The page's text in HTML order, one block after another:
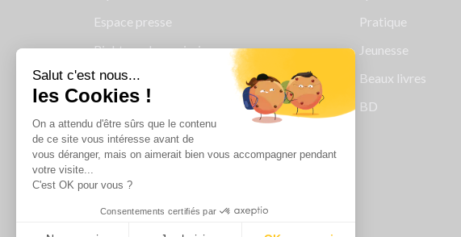
Salut c'est nous...
les Cookies !
On a attendu d'être sûrs que le contenu
de ce site vous intéresse avant de
vous déranger, mais on aimerait bien vous accompagner pendant
votre visite...
C'est OK pour vous ?
Consentements certifiés par
Espace presse
Rights and permissions
Mentions légales
Cookies
Charte de protection des données
personnelles
Le Groupe Albin Michel
Les librairies du groupe Albin Michel
Pratique
Jeunesse
Beaux livres
BD